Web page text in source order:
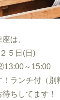
は、
５日(日)
～15:00
ランチ付（別
ちしてます！